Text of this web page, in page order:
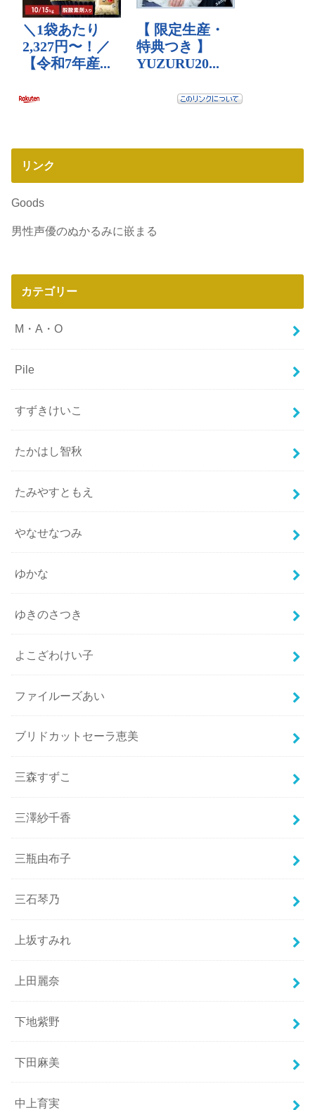
リンク
Goods
男性声優のぬかるみに嵌まる
カテゴリー
M・A・O
Pile
すずきけいこ
たかはし智秋
たみやすともえ
やなせなつみ
ゆかな
ゆきのさつき
よこざわけい子
ファイルーズあい
ブリドカットセーラ恵美
三森すずこ
三澤紗千香
三瓶由布子
三石琴乃
上坂すみれ
上田麗奈
下地紫野
下田麻美
中上育実